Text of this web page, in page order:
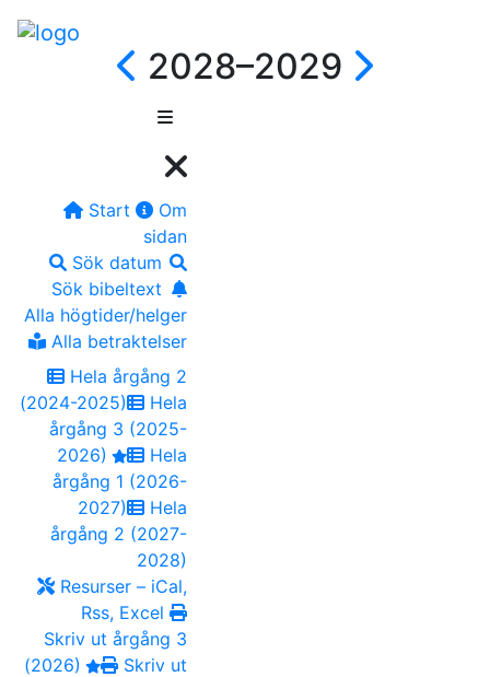
2028–2029
Start
Om
sidan
Sök datum
Sök bibeltext
Alla högtider/helger
Alla betraktelser
Hela årgång 2
(2024-2025)
Hela
årgång 3 (2025-
2026)
Hela
årgång 1 (2026-
2027)
Hela
årgång 2 (2027-
2028)
Resurser – iCal,
Rss, Excel
Skriv ut årgång 3
(2026)
Skriv ut